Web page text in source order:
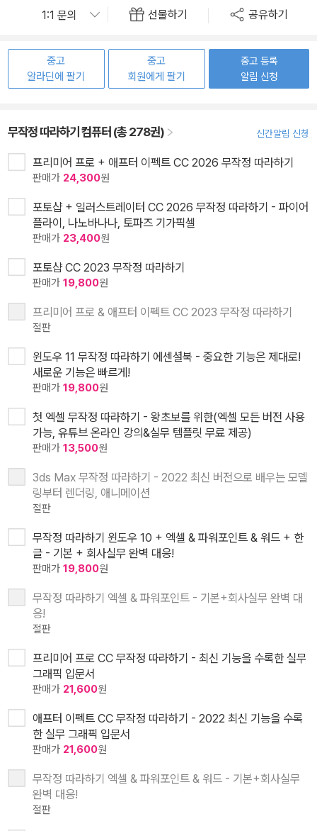
선물하기 공유하기
중고
알라딘에 팔기
중고
회원에게 팔기
중고 등록
알림 신청
무작정 따라하기 컴퓨터 (총 278권) 신간알림 신청
프리미어 프로 + 애프터 이펙트 CC 2026 무작정 따라하기
판매가 24,300원
포토샵 + 일러스트레이터 CC 2026 무작정 따라하기 - 파이어
플라이, 나노바나나, 토파즈 기가픽셀
판매가 23,400원
포토샵 CC 2023 무작정 따라하기
판매가 19,800원
프리미어 프로 & 애프터 이펙트 CC 2023 무작정 따라하기
절판
윈도우 11 무작정 따라하기 에센셜북 - 중요한 기능은 제대로!
새로운 기능은 빠르게!
판매가 19,800원
첫 엑셀 무작정 따라하기 - 왕초보를 위한(엑셀 모든 버전 사용
가능, 유튜브 온라인 강의&실무 템플릿 무료 제공)
판매가 13,500원
3ds Max 무작정 따라하기 - 2022 최신 버전으로 배우는 모델
링부터 렌더링, 애니메이션
절판
무작정 따라하기 윈도우 10 + 엑셀 & 파워포인트 & 워드 + 한
글 - 기본 + 회사실무 완벽 대응!
판매가 19,800원
무작정 따라하기 엑셀 & 파워포인트 - 기본+회사실무 완벽 대
응!
절판
프리미어 프로 CC 무작정 따라하기 - 최신 기능을 수록한 실무
그래픽 입문서
판매가 21,600원
애프터 이펙트 CC 무작정 따라하기 - 2022 최신 기능을 수록
한 실무 그래픽 입문서
판매가 21,600원
무작정 따라하기 엑셀 & 파워포인트 & 워드 - 기본+회사실무
완벽 대응!
절판